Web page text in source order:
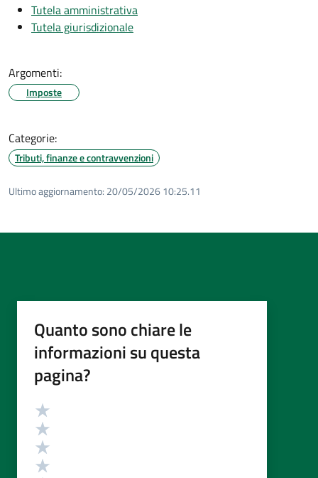
Tutela amministrativa
Tutela giurisdizionale
Argomenti:
Imposte
Categorie:
Tributi, finanze e contravvenzioni
Ultimo aggiornamento: 20/05/2026 10:25.11
Quanto sono chiare le
informazioni su questa
pagina?
Valutazione